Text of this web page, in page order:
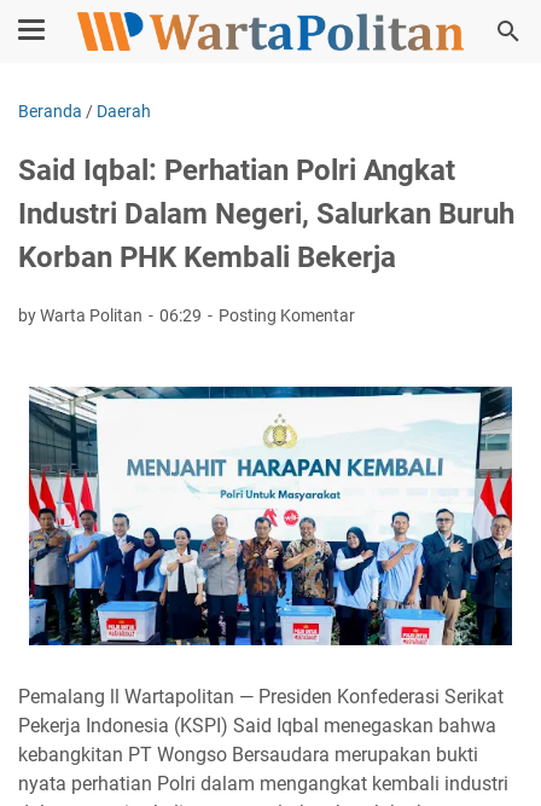
Beranda / Daerah
Said Iqbal: Perhatian Polri Angkat
Industri Dalam Negeri, Salurkan Buruh
Korban PHK Kembali Bekerja
by Warta Politan 06:29 Posting Komentar
Pemalang ll Wartapolitan — Presiden Konfederasi Serikat
Pekerja Indonesia (KSPI) Said Iqbal menegaskan bahwa
kebangkitan PT Wongso Bersaudara merupakan bukti
nyata perhatian Polri dalam mengangkat kembali industri